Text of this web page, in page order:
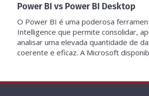
Power BI vs Power BI Desktop
O Power BI é uma poderosa
Intelligence que permite consolidar,
analisar uma elevada quantidade de
coerente e eficaz. A Microsoft